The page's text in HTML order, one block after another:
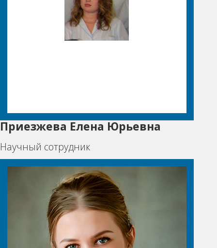
Приезжева Елена Юрьевна
Научный сотрудник